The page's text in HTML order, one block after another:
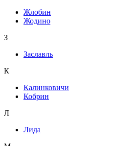
Жлобин
Жодино
З
Заславль
К
Калинковичи
Кобрин
Л
Лида